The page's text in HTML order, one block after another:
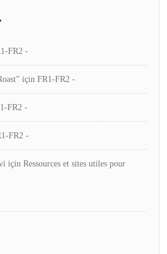
FR2 -
için FR1-FR2 -
FR2 -
FR2 -
için Ressources et sites utiles pour